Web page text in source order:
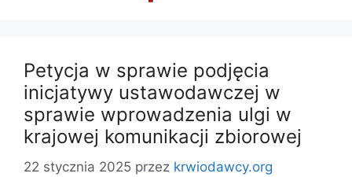
Petycja w sprawie podjęcia
inicjatywy ustawodawczej w
sprawie wprowadzenia ulgi w
krajowej komunikacji zbiorowej
22 stycznia 2025 przez krwiodawcy.org